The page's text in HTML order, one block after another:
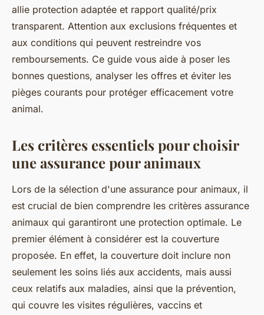
allie protection adaptée et rapport qualité/prix
transparent. Attention aux exclusions fréquentes et
aux conditions qui peuvent restreindre vos
remboursements. Ce guide vous aide à poser les
bonnes questions, analyser les offres et éviter les
pièges courants pour protéger efficacement votre
animal.
Les critères essentiels pour choisir
une assurance pour animaux
Lors de la sélection d'une assurance pour animaux, il
est crucial de bien comprendre les critères assurance
animaux qui garantiront une protection optimale. Le
premier élément à considérer est la couverture
proposée. En effet, la couverture doit inclure non
seulement les soins liés aux accidents, mais aussi
ceux relatifs aux maladies, ainsi que la prévention,
qui couvre les visites régulières, vaccins et